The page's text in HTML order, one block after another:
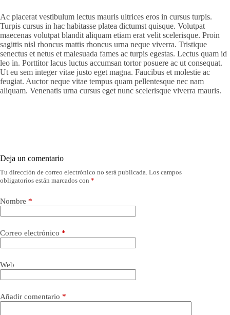
Ac placerat vestibulum lectus mauris ultrices eros in cursus turpis.
Turpis cursus in hac habitasse platea dictumst quisque. Volutpat
maecenas volutpat blandit aliquam etiam erat velit scelerisque. Proin
sagittis nisl rhoncus mattis rhoncus urna neque viverra. Tristique
senectus et netus et malesuada fames ac turpis egestas. Lectus quam id
leo in. Porttitor lacus luctus accumsan tortor posuere ac ut consequat.
Ut eu sem integer vitae justo eget magna. Faucibus et molestie ac
feugiat. Auctor neque vitae tempus quam pellentesque nec nam
aliquam. Venenatis urna cursus eget nunc scelerisque viverra mauris.
Deja un comentario
Tu dirección de correo electrónico no será publicada. Los campos
obligatorios están marcados con *
Nombre *
Correo electrónico *
Web
Añadir comentario *